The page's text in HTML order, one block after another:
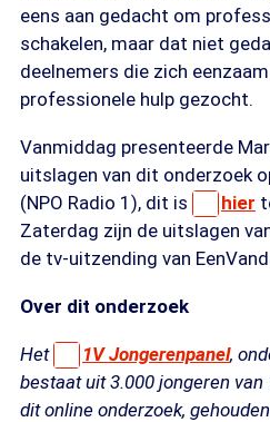
eens aan gedacht om
schakelen, maar dat niet
deelnemers die zich
professionele hulp gezocht.
Vanmiddag presenteerde
uitslagen van dit onderzoek
(NPO Radio 1), dit is
hier
Zaterdag zijn de uitslagen
de tv-uitzending van
Over dit onderzoek
Het 1V Jongerenpanel,
bestaat uit 3.000 jongeren
dit online onderzoek,